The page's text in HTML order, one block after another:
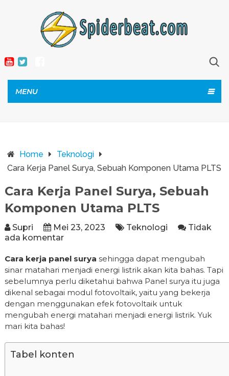
MENU
Home
Teknologi
Cara Kerja Panel Surya, Sebuah Komponen Utama PLTS
Cara Kerja Panel Surya, Sebuah
Komponen Utama PLTS
Supri Mei 23, 2023 Teknologi
Tidak
ada komentar
Cara kerja panel surya sehingga dapat mengubah
sinar matahari menjadi energi listrik akan kita bahas. Tapi
sebelumnya perlu diketahui bahwa Panel surya itu juga
dikenal sebagai modul fotovoltaik, yaitu yang bekerja
dengan menggunakan efek fotovoltaik untuk
mengubah energi matahari menjadi energi listrik. Yuk
mari kita bahas!
Tabel konten